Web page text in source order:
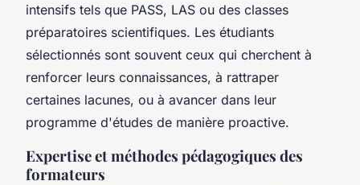
intensifs tels que PASS, LAS ou des classes
préparatoires scientifiques. Les étudiants
sélectionnés sont souvent ceux qui cherchent à
renforcer leurs connaissances, à rattraper
certaines lacunes, ou à avancer dans leur
programme d'études de manière proactive.
Expertise et méthodes pédagogiques des
formateurs